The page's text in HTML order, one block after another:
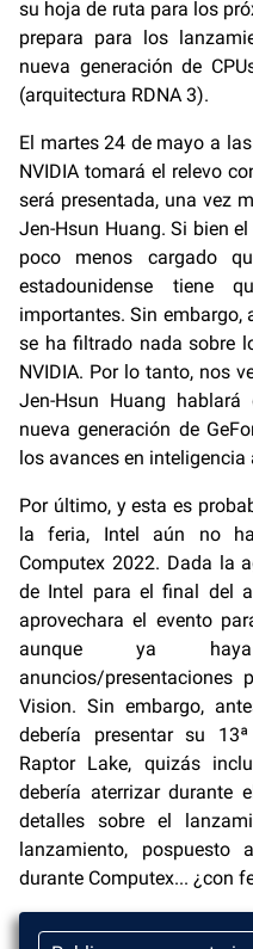
su hoja de ruta para los
prepara para los
nueva generación de
(arquitectura RDNA 3).
El martes 24 de mayo a
NVIDIA tomará el relevo
será presentada, una vez
Jen-Hsun Huang. Si bien
poco menos cargado
estadounidense tiene
importantes. Sin embargo,
se ha filtrado nada sobre
NVIDIA. Por lo tanto, nos
Jen-Hsun Huang
nueva generación de
los avances en inteligencia
Por último, y esta es
la feria, Intel aún no
Computex 2022. Dada la
de Intel para el final del
aprovechara el evento
aunque ya haya
anuncios/presentaciones
Vision. Sin embargo,
debería presentar su
Raptor Lake, quizás
debería aterrizar durante
detalles sobre el
lanzamiento, pospuesto
durante Computex... ¿con